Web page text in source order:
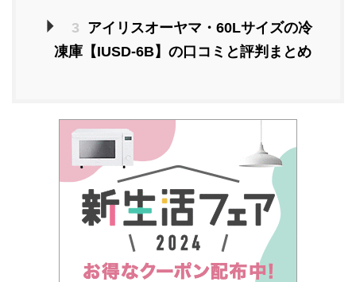
3 アイリスオーヤマ・60Lサイズの冷
凍庫【IUSD-6B】の口コミと評判まとめ